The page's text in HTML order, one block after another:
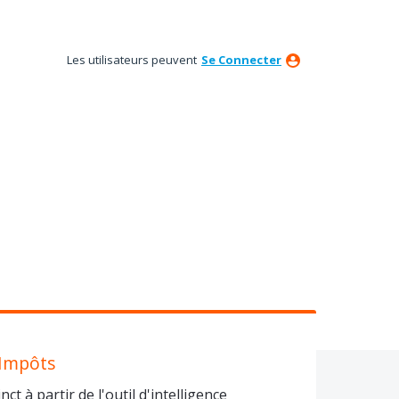
Les utilisateurs peuvent Se Connecter
à partir de l'outil d'intelligence